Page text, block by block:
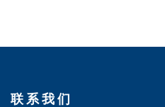
联系我们